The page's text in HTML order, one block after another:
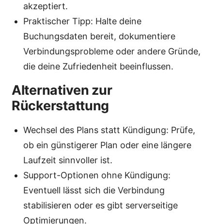
akzeptiert.
Praktischer Tipp: Halte deine
Buchungsdaten bereit, dokumentiere
Verbindungsprobleme oder andere Gründe,
die deine Zufriedenheit beeinflussen.
Alternativen zur
Rückerstattung
Wechsel des Plans statt Kündigung: Prüfe,
ob ein günstigerer Plan oder eine längere
Laufzeit sinnvoller ist.
Support-Optionen ohne Kündigung:
Eventuell lässt sich die Verbindung
stabilisieren oder es gibt serverseitige
Optimierungen.